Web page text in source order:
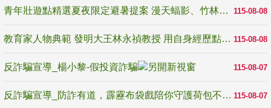
115-08-08
青年壯遊點精選夏夜限定避暑提案 漫天蝠影、竹林尋蛙、茶香夜觀 邀青年暮色出發
115-08-08
教育家人物典範 發明大王林永禎教授 用自身經歷點亮學生的路
115-08-07
反詐騙宣導_楊小黎-假投資詐騙
115-08-07
反詐騙宣導_防詐有道，霹靂布袋戲陪你守護荷包不受騙